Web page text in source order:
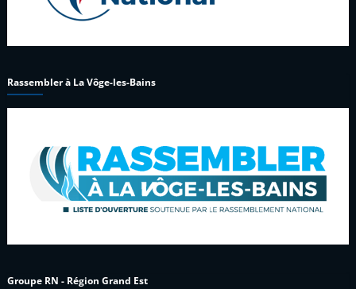
Rassembler à La Vôge-les-Bains
Groupe RN - Région Grand Est